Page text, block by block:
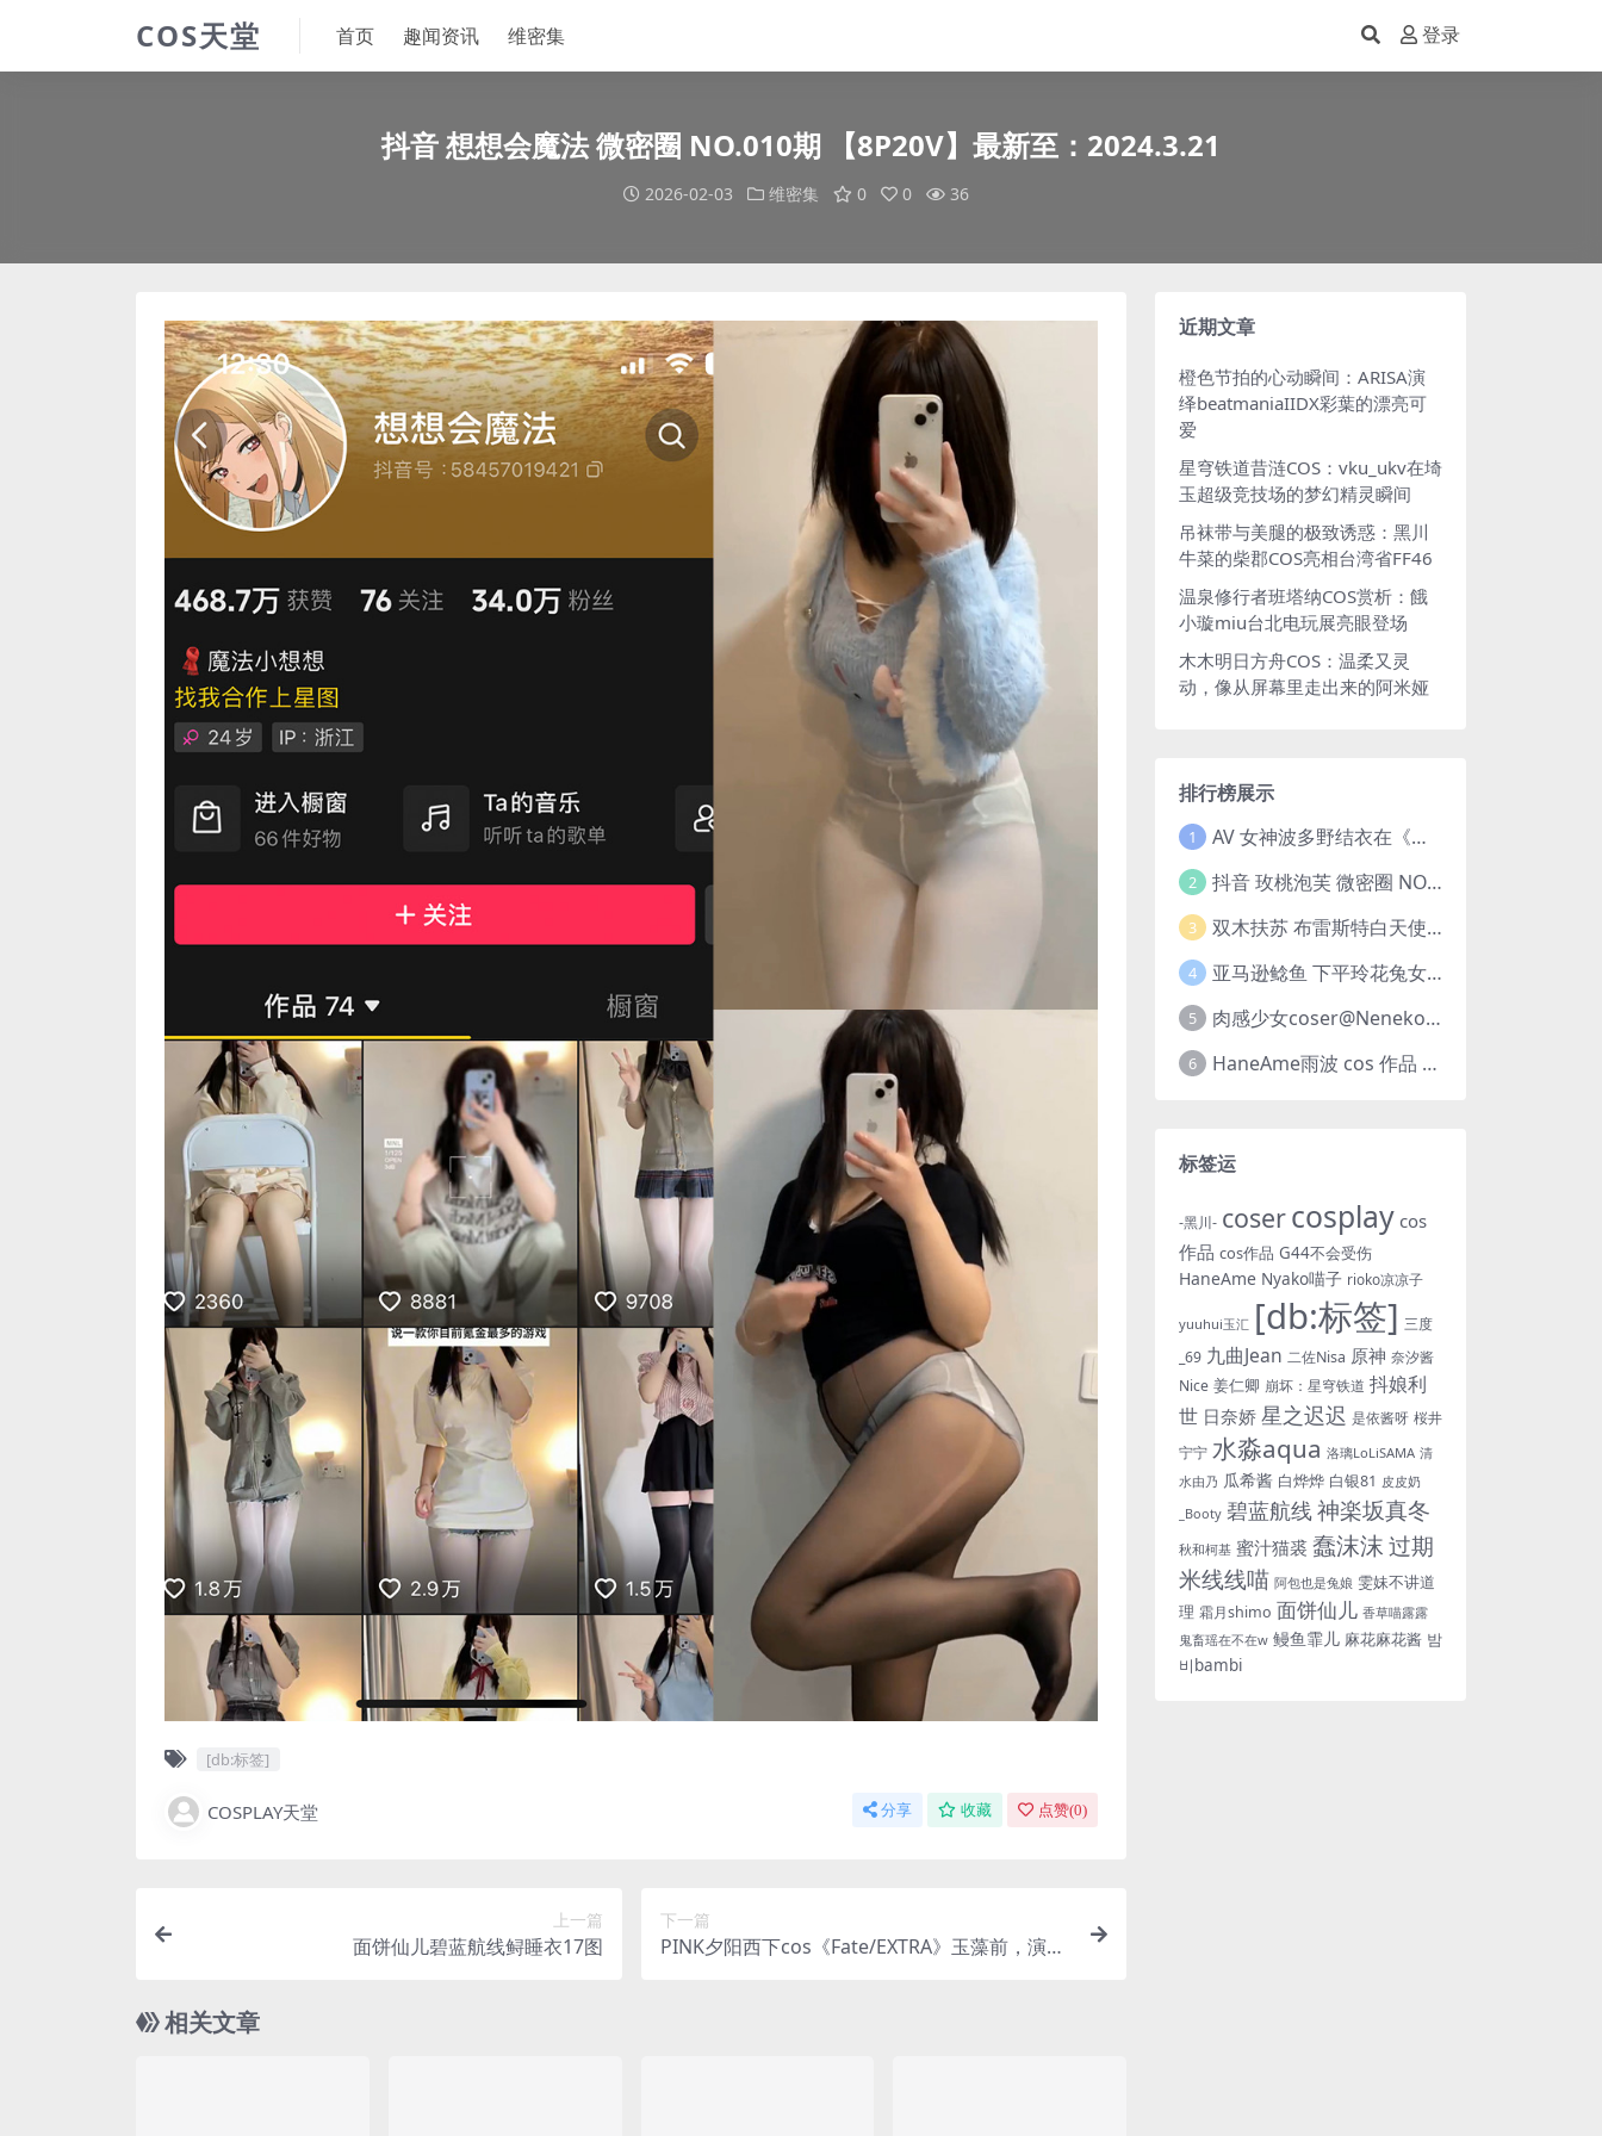
COS天堂 首页 趣闻资讯 维密集 登录
抖音 想想会魔法 微密圈 NO.010期 【8P20V】最新至：2024.3.21
2026-02-03 维密集 0 0 36
[db:标签]
COSPLAY天堂 分享 收藏 点赞(0)
上一篇
面饼仙儿碧蓝航线鲟睡衣17图
下一篇
PINK夕阳西下cos《Fate/EXTRA》玉藻前，演绎
相关文章
近期文章
橙色节拍的心动瞬间：ARISA演
绎beatmaniaIIDX彩葉的漂亮可
爱
星穹铁道昔涟COS：vku_ukv在埼
玉超级竞技场的梦幻精灵瞬间
吊袜带与美腿的极致诱惑：黑川
牛菜的柴郡COS亮相台湾省FF46
温泉修行者班塔纳COS赏析：餓
小璇miu台北电玩展亮眼登场
木木明日方舟COS：温柔又灵
动，像从屏幕里走出来的阿米娅
排行榜展示
1 AV 女神波多野结衣在《鬼灭之刃》中 cosplay 蝴蝶忍 Kochou Shinobu
2 抖音 玫桃泡芙 微密圈 NO.011期 【39P】
3 双木扶苏 布雷斯特白天使40图
4 亚马逊鲶鱼 下平玲花兔女郎闪灵泳衣30图(亚马逊巨型鲶鱼视频)
5 肉感少女coser@Neneko在《王者荣耀》中化身魅力迷人的貂蝉
6 HaneAme雨波 cos 作品 | 雨波_HaneAme 化身“美丽女神”阿佛洛狄忒
标签运
-黑川- cosercosplay cos
作品 cos作品 G44不会受伤
HaneAme Nyako喵子 rioko凉凉子
yuuhui玉汇 [db:标签] 三度
_69 九曲Jean 二佐Nisa 原神 奈汐酱
Nice 姜仁卿 崩坏：星穹铁道 抖娘利
世 日奈娇 星之迟迟 是依酱呀 桜井
宁宁 水淼aqua 洛璃LoLiSAMA 清
水由乃 瓜希酱 白烨烨 白银81 皮皮奶
_Booty 碧蓝航线神楽坂真冬
秋和柯基 蜜汁猫裘 蠢沫沫 过期
米线线喵 阿包也是兔娘 雯妹不讲道
理 霜月shimo 面饼仙儿 香草喵露露
鬼畜瑶在不在w 鳗鱼霏儿 麻花麻花酱 밤
비bambi